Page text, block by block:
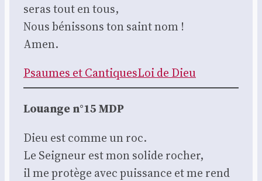
seras tout en tous,
Nous bénis­sons ton saint nom !
Amen.
Psaumes et Can­tiquesLoi de Dieu
Louange n°15 MDP
Dieu est comme un roc.
Le Sei­gneur est mon solide rocher,
il me pro­tège avec puis­sance et me rend